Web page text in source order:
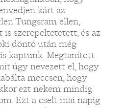
kárt az
Tungsram ellen,
szerepeltetetett, és az
döntő után még
kaptunk. Megtanított
úgy nevezett el, hogy
meccsen, hogy
ezt nekem mindig
Ezt a cselt mai napig